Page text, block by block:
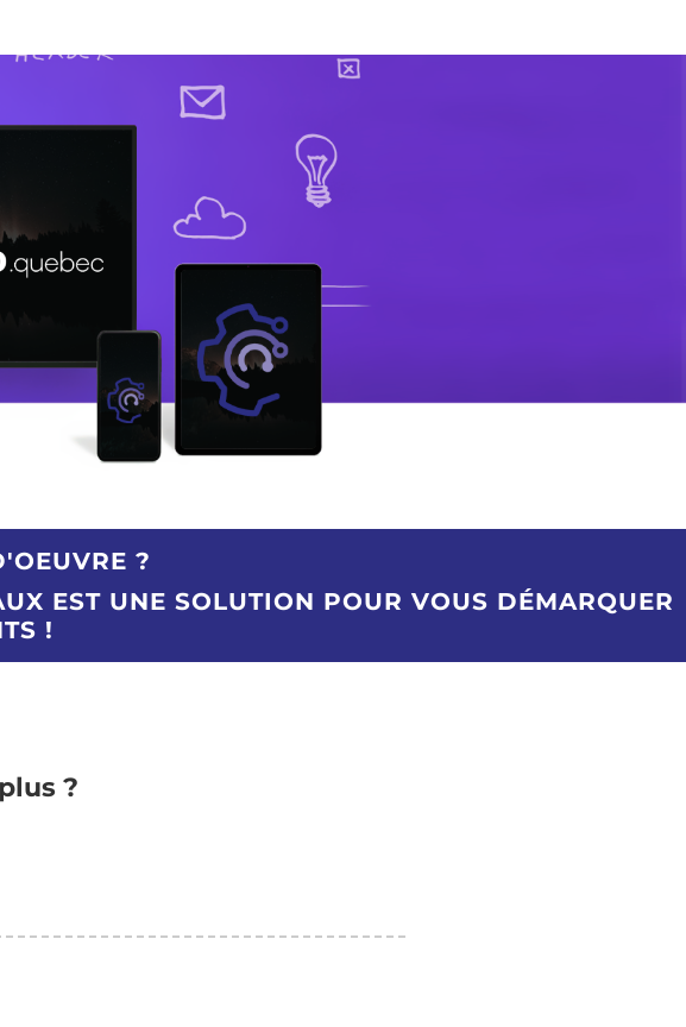
?
EST UNE SOLUTION POUR VOUS DÉMARQUER
!
?